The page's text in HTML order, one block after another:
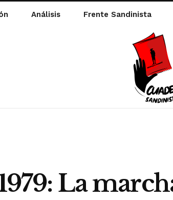
Análisis Frente Sandinista
La